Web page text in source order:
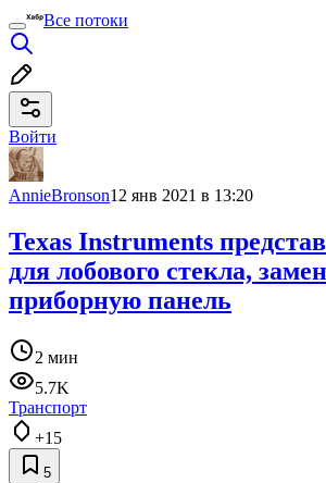
Все потоки
Войти
AnnieBronson12 янв 2021 в 13:20
Texas Instruments
для лобового стекла,
приборную панель
2 мин
5.7K
Транспорт
+15
5